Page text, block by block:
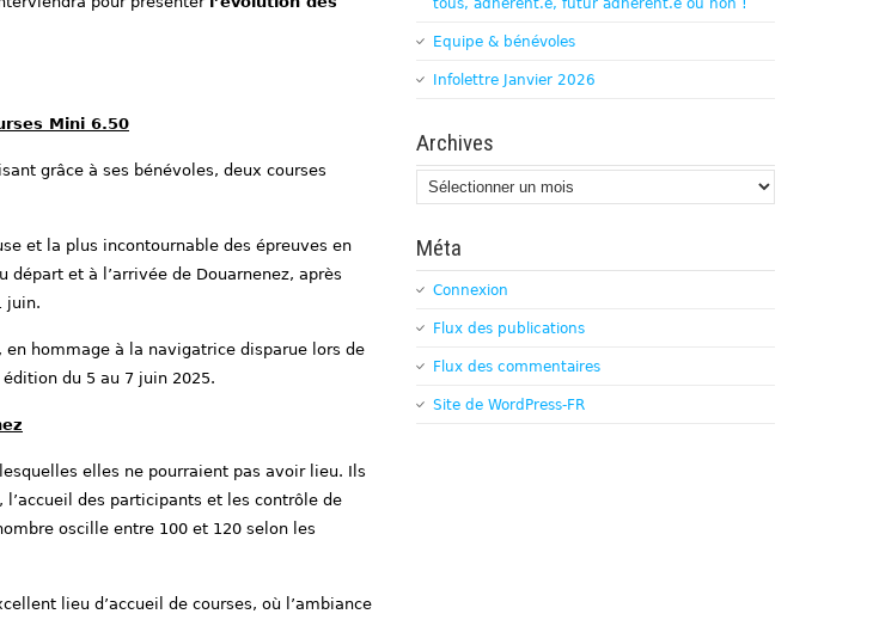
Mini 6.50
grâce à ses bénévoles, deux courses
et la plus incontournable des épreuves en
et à l’arrivée de Douarnenez, après
juin.
en hommage à la navigatrice disparue lors de
du 5 au 7 juin 2025.
elles ne pourraient pas avoir lieu. Ils
des participants et les contrôle de
oscille entre 100 et 120 selon les
lieu d’accueil de courses, où l’ambiance
Equipe & bénévoles
Infolettre Janvier 2026
Archives
Archives
Méta
Connexion
Flux des publications
Flux des commentaires
Site de WordPress-FR